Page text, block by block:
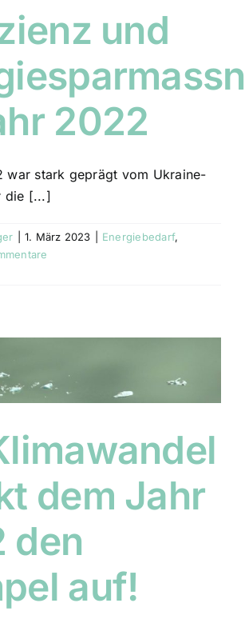
und
2022
war stark geprägt vom Ukraine-
die [...]
1. März 2023 Energiebedarf,
dem Jahr
den
auf!